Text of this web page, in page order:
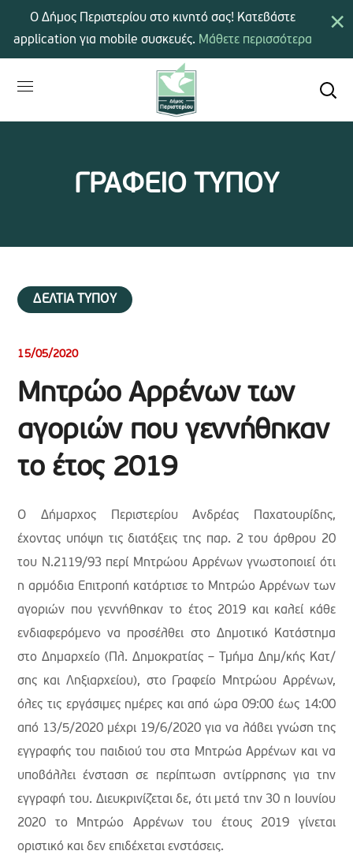
ΓΡΑΦΕΙΟ ΤΥΠΟΥ
ΔΕΛΤΙΑ ΤΥΠΟΥ
15/05/2020
Μητρώο Αρρένων των
αγοριών που γεννήθηκαν
το έτος 2019
Ο Δήμαρχος Περιστερίου Ανδρέας Παχατουρίδης,
έχοντας υπόψη τιςδιατάξεις της παρ. 2 του άρθρου 20
του Ν.2119/93 περί Μητρώου Αρρένων γνωστοποιεί ότι
η αρμόδια Επιτροπή κατάρτισε το Μητρώο Αρρένων των
αγοριών που γεννήθηκαν το έτος 2019 και καλεί κάθε
ενδιαφερόμενο να προσέλθει στο Δημοτικό Κατάστημα
στο Δημαρχείο (Πλ. Δημοκρατίας – Τμήμα Δημ/κής Κατ/
σης και Ληξιαρχείου), στο Γραφείο Μητρώου Αρρένων,
όλες τις εργάσιμες ημέρες και από ώρα 09:00 έως 14:00
από 13/5/2020 μέχρι 19/6/2020 για να λάβει γνώση της
εγγραφής του παιδιού του στα Μητρώα Αρρένων και να
υποβάλλει ένσταση σε περίπτωση αντίρρησης για την
εγγραφή του. Διευκρινίζεται δε, ότι μετά την 30 η Ιουνίου
2020 το Μητρώο Αρρένων του έτους 2019 γίνεται
οριστικό και δεν επιδέχεται ενστάσεις.
×
Ο Δήμος Περιστερίου στο κινητό σας! Κατεβάστε
application για mobile συσκευές. Μάθετε περισσότερα